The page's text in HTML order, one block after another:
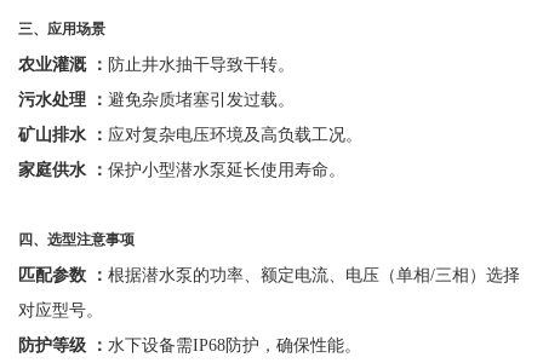
三、应用场景
农业灌溉 ： 防止井水抽干导致干转。
污水处理
： 避免杂质堵塞引发过载。
矿山排水
： 应对复杂电压环境及高负载工况。
家庭供水
： 保护小型潜水泵延长使用寿命。
四、选型注意事项
匹配参数 ： 根据潜水泵的功率、额定电流、电压（单相/三相）选择
对应型号。
防护等级
： 水下设备需IP68防护，确保性能。